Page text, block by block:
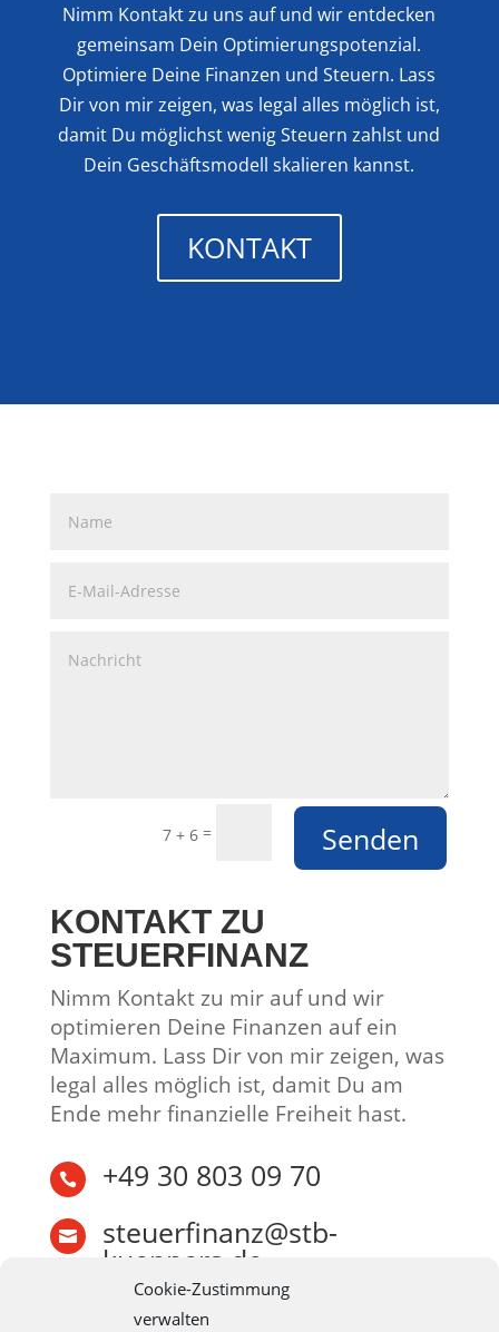
Cookie-Zustimmung
verwalten
Nimm Kontakt zu uns auf und wir entdecken
gemeinsam Dein Optimierungspotenzial.
Optimiere Deine Finanzen und Steuern. Lass
Dir von mir zeigen, was legal alles möglich ist,
damit Du möglichst wenig Steuern zahlst und
Dein Geschäftsmodell skalieren kannst.
KONTAKT
7 + 6 = Senden
KONTAKT ZU
STEUERFINANZ
Nimm Kontakt zu mir auf und wir
optimieren Deine Finanzen auf ein
Maximum. Lass Dir von mir zeigen, was
legal alles möglich ist, damit Du am
Ende mehr finanzielle Freiheit hast.
 +49 30 803 09 70
 steuerfinanz@stb-
kueppers.de